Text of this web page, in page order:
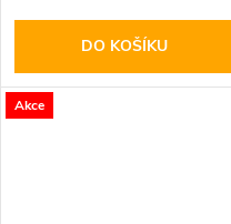
DO KOŠÍKU
Akce